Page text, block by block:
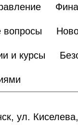
вопросы
и курсы
ул.